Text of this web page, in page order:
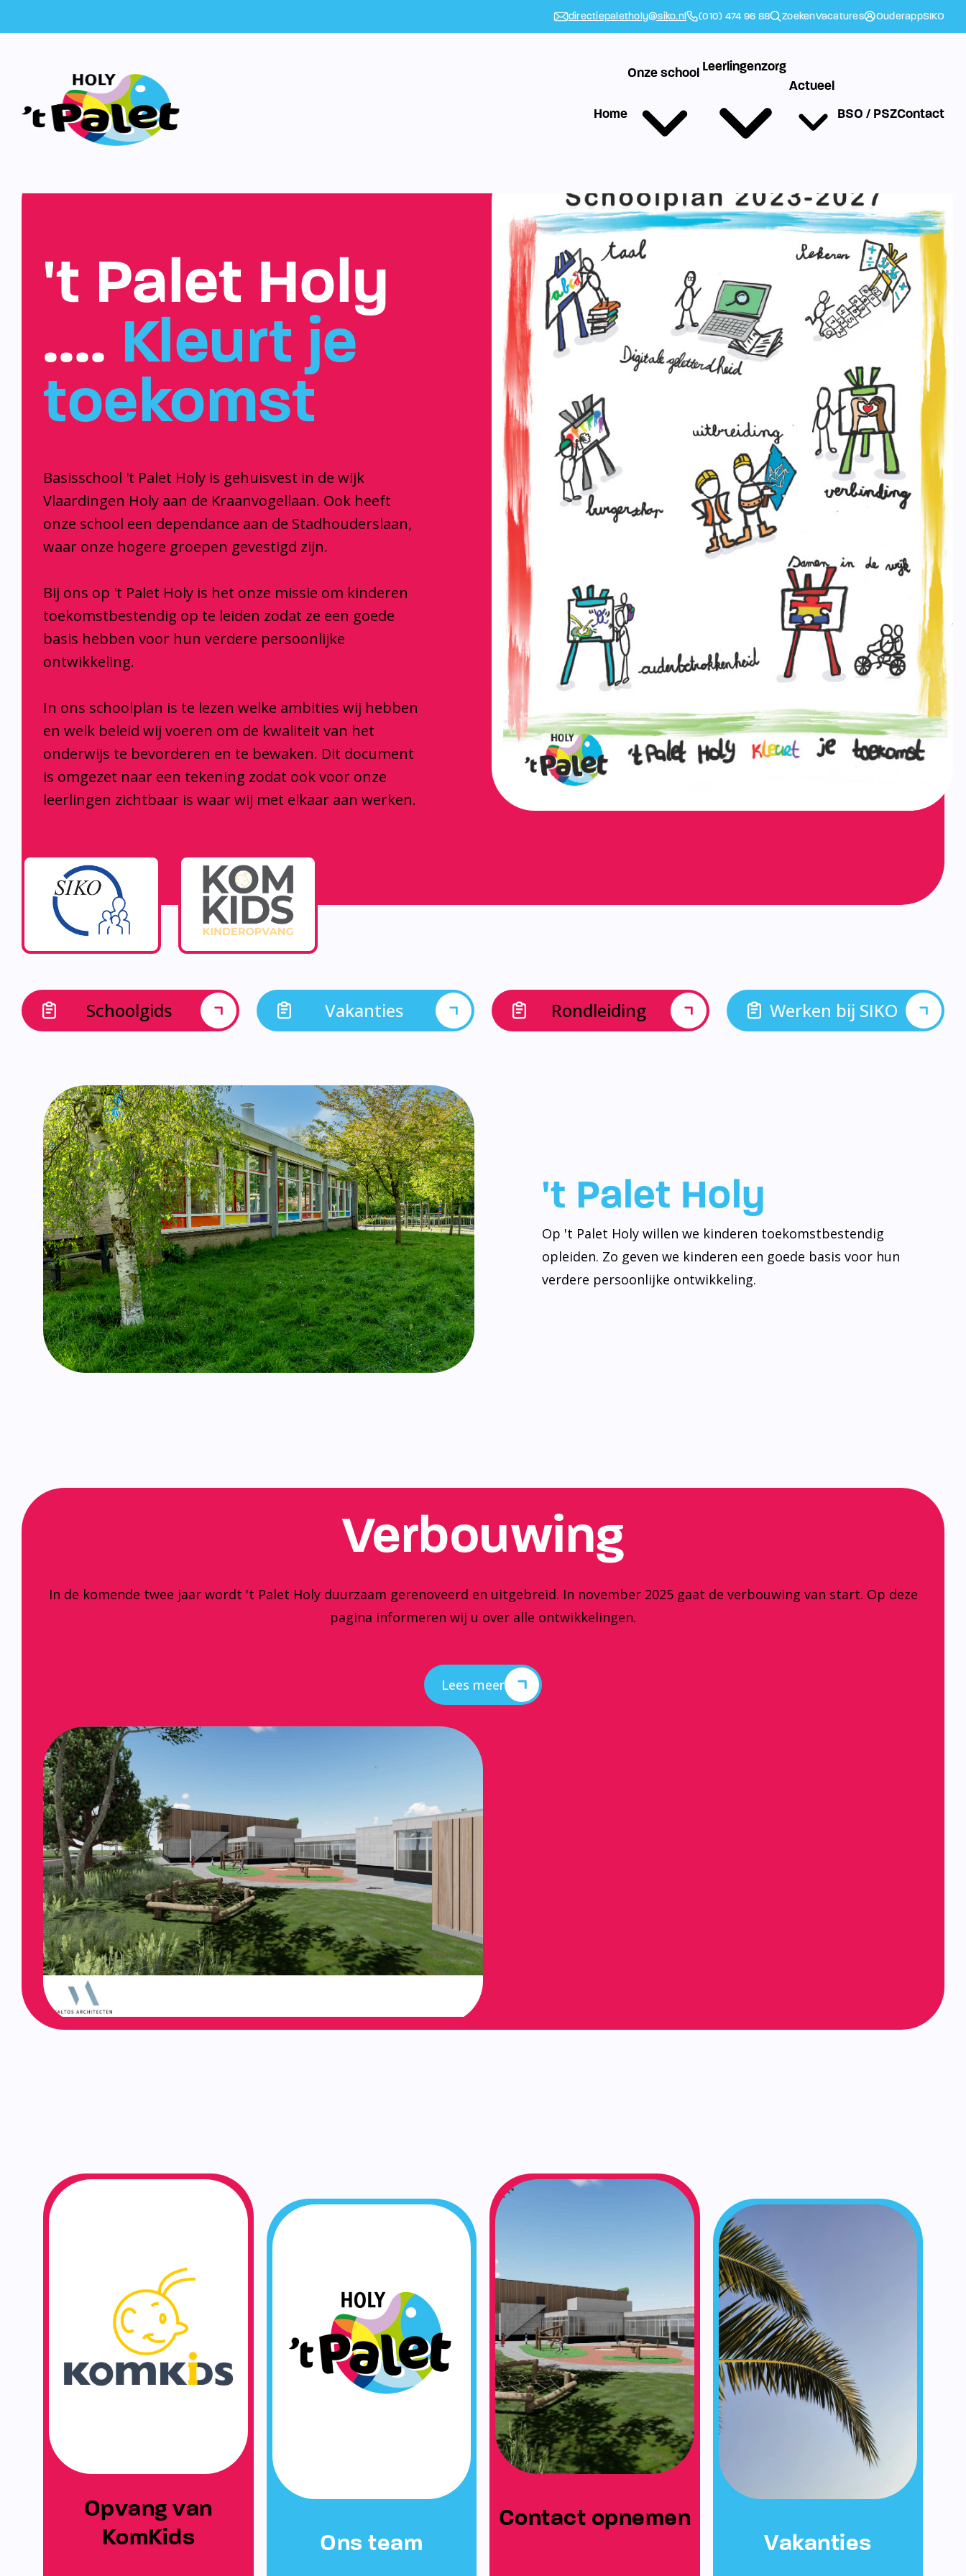
directiepaletholy@siko.nl (010) 474 96 88 ZoekenVacatures OuderappSIKO
Home
Onze school Leerlingenzorg
Actueel
BSO / PSZContact
't Palet Holy
…. Kleurt je
toekomst
Basisschool 't Palet Holy is gehuisvest in de wijk
Vlaardingen Holy aan de Kraanvogellaan. Ook heeft
onze school een dependance aan de Stadhouderslaan,
waar onze hogere groepen gevestigd zijn.
Bij ons op 't Palet Holy is het onze missie om kinderen
toekomstbestendig op te leiden zodat ze een goede
basis hebben voor hun verdere persoonlijke
ontwikkeling.
In ons schoolplan is te lezen welke ambities wij hebben
en welk beleid wij voeren om de kwaliteit van het
onderwijs te bevorderen en te bewaken. Dit document
is omgezet naar een tekening zodat ook voor onze
leerlingen zichtbaar is waar wij met elkaar aan werken.
Schoolgids Vakanties Rondleiding Werken bij SIKO
't Palet Holy
Op 't Palet Holy willen we kinderen toekomstbestendig
opleiden. Zo geven we kinderen een goede basis voor hun
verdere persoonlijke ontwikkeling.
Verbouwing
In de komende twee jaar wordt 't Palet Holy duurzaam gerenoveerd en uitgebreid. In november 2025 gaat de verbouwing van start. Op deze
pagina informeren wij u over alle ontwikkelingen.
Lees meer
Opvang van
KomKids
Ons team
Contact opnemen
Vakanties